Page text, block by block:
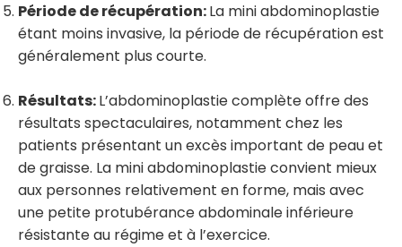
Période de récupération:La mini abdominoplastie
étant moins invasive, la période de récupération est
généralement plus courte.
Résultats:L’abdominoplastie complète offre des
résultats spectaculaires, notamment chez les
patients présentant un excès important de peau et
de graisse. La mini abdominoplastie convient mieux
aux personnes relativement en forme, mais avec
une petite protubérance abdominale inférieure
résistante au régime et à l’exercice.